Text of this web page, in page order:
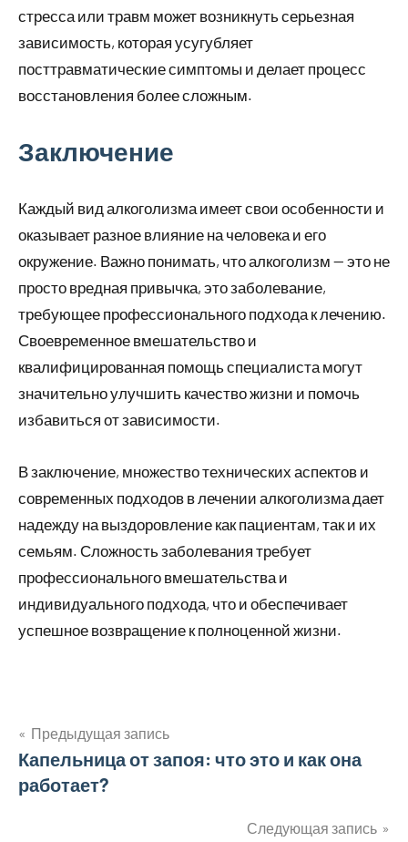
стресса или травм может возникнуть серьезная
зависимость, которая усугубляет
посттравматические симптомы и делает процесс
восстановления более сложным.
Заключение
Каждый вид алкоголизма имеет свои особенности и
оказывает разное влияние на человека и его
окружение. Важно понимать, что алкоголизм — это не
просто вредная привычка, это заболевание,
требующее профессионального подхода к лечению.
Своевременное вмешательство и
квалифицированная помощь специалиста могут
значительно улучшить качество жизни и помочь
избавиться от зависимости.
В заключение, множество технических аспектов и
современных подходов в лечении алкоголизма дает
надежду на выздоровление как пациентам, так и их
семьям. Сложность заболевания требует
профессионального вмешательства и
индивидуального подхода, что и обеспечивает
успешное возвращение к полноценной жизни.
Навигация
по
Предыдущая запись
Капельница от запоя: что это и как она
работает?
Следующая запись